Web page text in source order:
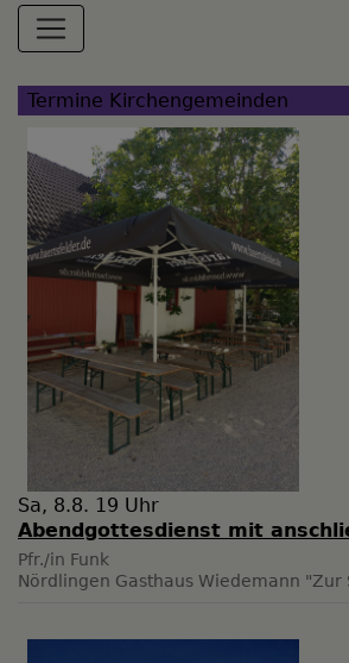
Hauptnavigation
Termine Kirchengemeinden
Sa, 8.8. 19 Uhr
Abendgottesdienst mit
Pfr./in Funk
Nördlingen Gasthaus Wiedemann "Zur